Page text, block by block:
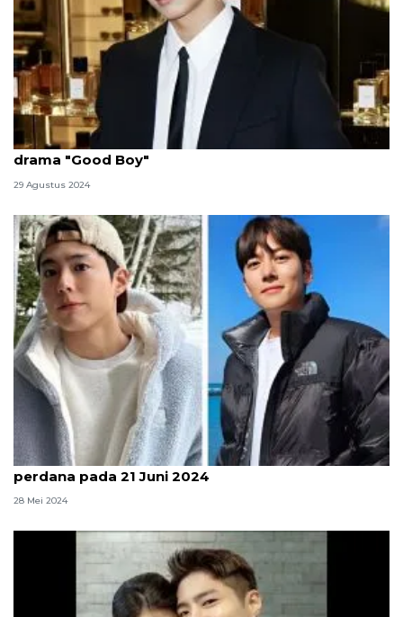
Park Bo-gum cedera ringan saat syuting serial
drama "Good Boy"
29 Agustus 2024
Program "My Name is Gabriel" akan tayang
perdana pada 21 Juni 2024
28 Mei 2024